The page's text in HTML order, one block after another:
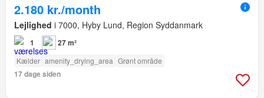
2.180 kr./month
Lejlighed i 7000, Hyby Lund, Region Syddanmark
1 27 m²
Kælder amenity_drying_area Grønt område
17 dage siden